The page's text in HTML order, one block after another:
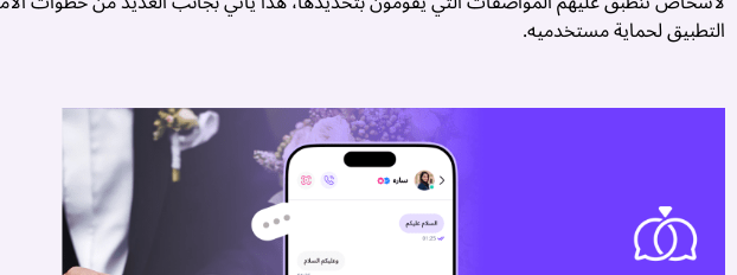
التطبيق لحماية مستخدميه.